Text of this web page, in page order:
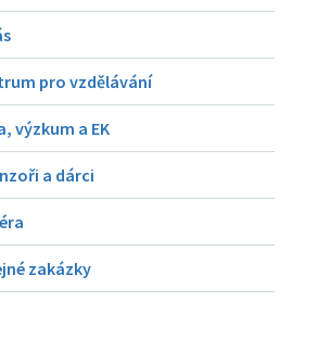
pro vzdělávání
výzkum a EK
a dárci
zakázky